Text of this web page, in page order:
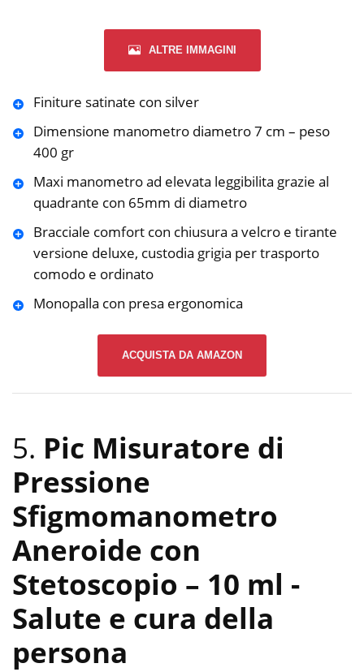
ALTRE IMMAGINI
Finiture satinate con silver
Dimensione manometro diametro 7 cm – peso
400 gr
Maxi manometro ad elevata leggibilita grazie al
quadrante con 65mm di diametro
Bracciale comfort con chiusura a velcro e tirante
versione deluxe, custodia grigia per trasporto
comodo e ordinato
Monopalla con presa ergonomica
ACQUISTA DA AMAZON
5. Pic Misuratore di
Pressione
Sfigmomanometro
Aneroide con
Stetoscopio – 10 ml -
Salute e cura della
persona